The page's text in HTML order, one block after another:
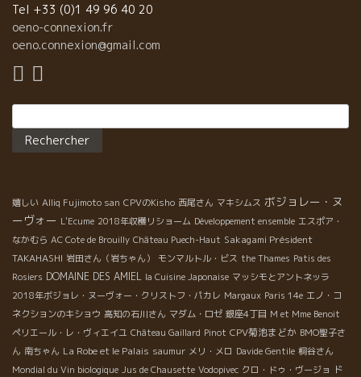
Tel +33 (0)1 49 96 40 20
oeno-connexion.fr
oeno.connexion@gmail.com
嬉しい Alliq Fujimoto san CPVのKisho 西尾さん マキシムス ボジョレー・ヌ
ーヴォー L'Ecume 2018年収穫リショーム Développement ensemble エスポア・
なかむら AC Cote de Brouilly Château Puech-Haut Sakagami Président
TAKAHASHI 岩田さん（岩ちゃん） モンマルトル・ビス the Thames Patis des
Rosiers DOMAINE DES AMIEL la Cuisine Japonaise マッシモとアントネッラ
2018年ボジョレ・ヌーヴォー・クリストフ・パカレ Margaux Paris 14e エノ・コ
ネクションのキショウ 高知の石川さん マダム・ロゼ 銀座4丁目 M et Mme Benoit
ペリエール・レ・ヴィエイユ Château Gaillard Pinot CPV菊池まどか BMO聖子さ
ん 南ちゃん La Robe et le Palais saumur メリ・メロ Davide Gentile 桐谷さん
Mondial du Vin biologique Jus de Chausette Vodopivec クロ・ドゥ・ヴージョ ド